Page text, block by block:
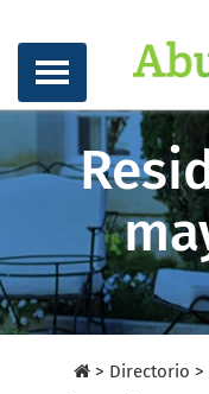
> Directorio >